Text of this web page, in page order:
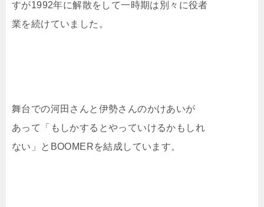
すが1992年に解散をして一時期は別々に役者
業を続けていました。
舞台での河田さんと伊勢さんのかけあいが
あって「もしかするとやっていけるかもしれ
ない」とBOOMERを結成しています。